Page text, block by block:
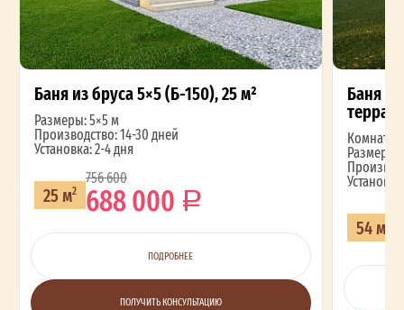
Баня из бруса 5×5 (Б-150), 25 м²
Размеры: 5×5 м
Производство: 14-30 дней
Установка: 2-4 дня
25 м2
756 600
688 000
ПОДРОБНЕЕ
ПОЛУЧИТЬ КОНСУЛЬТАЦИЮ
Баня
Комнат: 4
Размеры:
54 м